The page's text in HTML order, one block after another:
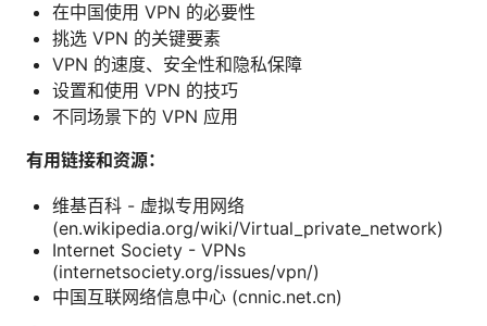
在中国使用 VPN 的必要性
挑选 VPN 的关键要素
VPN 的速度、安全性和隐私保障
设置和使用 VPN 的技巧
不同场景下的 VPN 应用
有用链接和资源：
维基百科 - 虚拟专用网络
(en.wikipedia.org/wiki/Virtual_private_network)
Internet Society - VPNs
(internetsociety.org/issues/vpn/)
中国互联网络信息中心 (cnnic.net.cn)